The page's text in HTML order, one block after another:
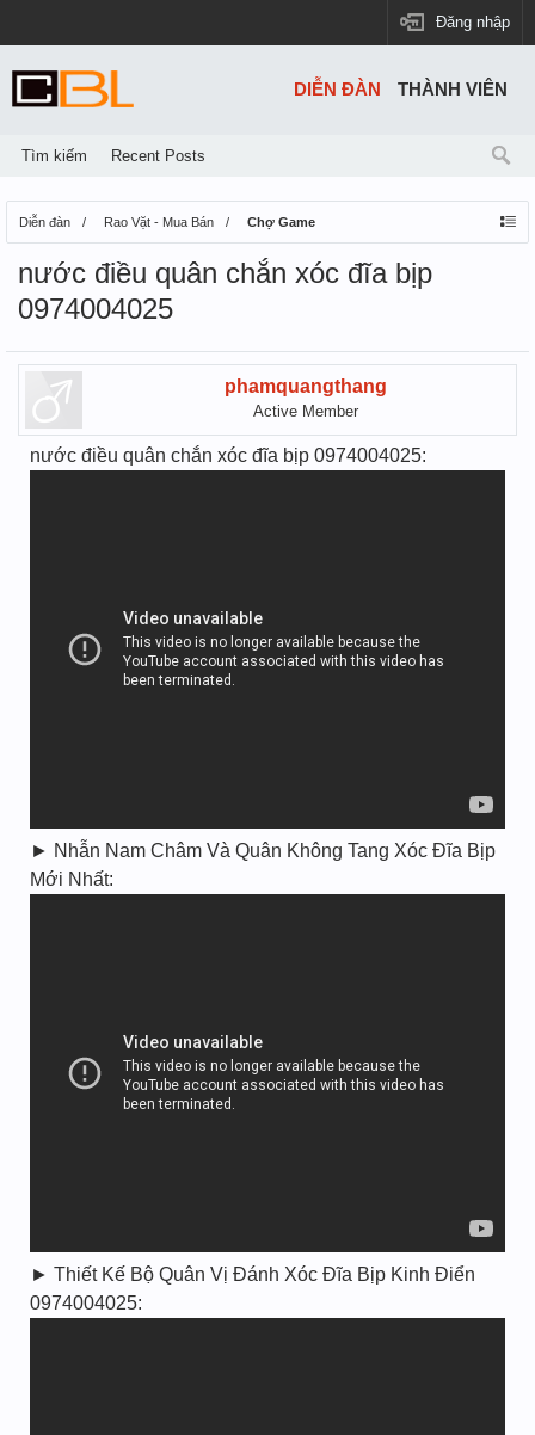
Đăng nhập
Diễn đàn Rao Vặt - Mua Bán Chợ Game
nước điều quân chắn xóc đĩa bịp
0974004025
phamquangthang
Active Member
nước điều quân chắn xóc đĩa bịp 0974004025:
► Nhẫn Nam Châm Và Quân Không Tang Xóc Đĩa Bịp
Mới Nhất:
► Thiết Kế Bộ Quân Vị Đánh Xóc Đĩa Bịp Kinh Điển
0974004025:
DIỄN ĐÀN
Tìm kiếm Recent Posts
THÀNH VIÊN